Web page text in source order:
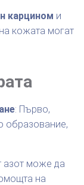
карцином и
кожата могат
: Първо,
образование,
азот може да
на